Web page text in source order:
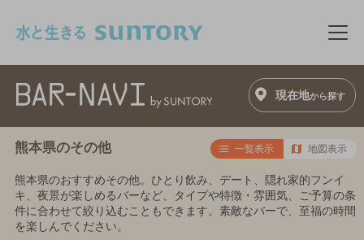
メ
現在地から探す
熊本県のその他 一覧表示 地図表示
熊本県のおすすめその他。ひとり飲み、デート、隠れ家的フンイ
キ、夜景が楽しめるバーなど、タイプや特徴・雰囲気、ご予算の条
件に合わせて絞り込むこともできます。素敵なバーで、至福の時間
を楽しんでください。